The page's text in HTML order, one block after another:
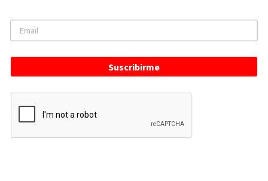
Suscribirme